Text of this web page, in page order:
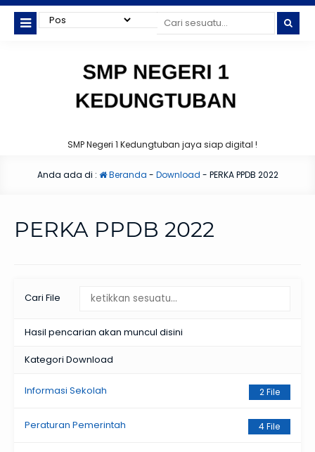
SMP Negeri 1 Kedungtuban jaya siap digital !
Anda ada di : Beranda - Download - PERKA PPDB 2022
PERKA PPDB 2022
Cari File
Hasil pencarian akan muncul disini
Kategori Download
Informasi Sekolah 2 File
Peraturan Pemerintah 4 File